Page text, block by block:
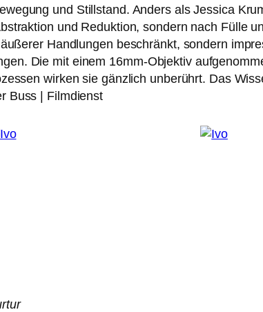
und Stillstand. Anders als Jessica
und Reduktion, son­dern nach Fülle
Handlungen beschränkt, son­dern
Die mit einem 16mm-Objektiv
wir­ken sie gänz­lich unbe­rührt. Das
Buss | Filmdienst